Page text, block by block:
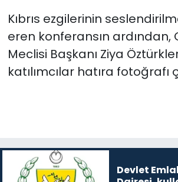
Kıbrıs ezgilerinin
eren konferansın ardından,
Meclisi Başkanı Ziya
katılımcılar hatıra fotoğrafı
Devlet